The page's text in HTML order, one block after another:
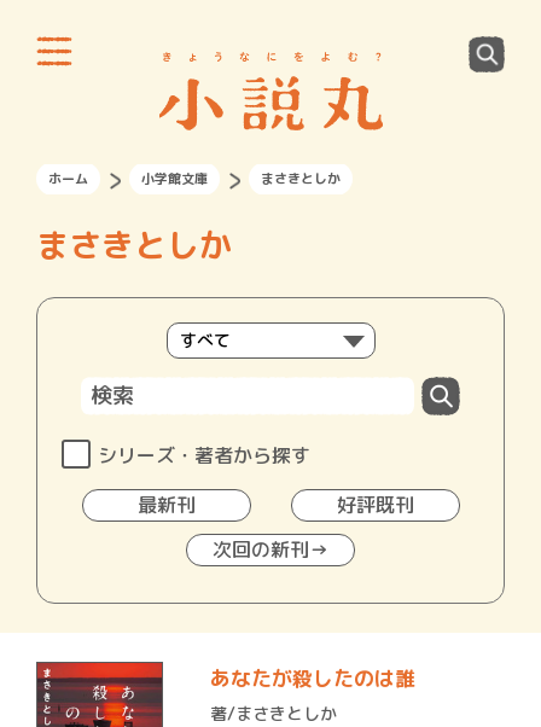
ホーム 小学館文庫 まさきとしか
まさきとしか
シリーズ・著者から探す
最新刊
好評既刊
次回の新刊→
あなたが殺したのは誰
著/まさきとしか